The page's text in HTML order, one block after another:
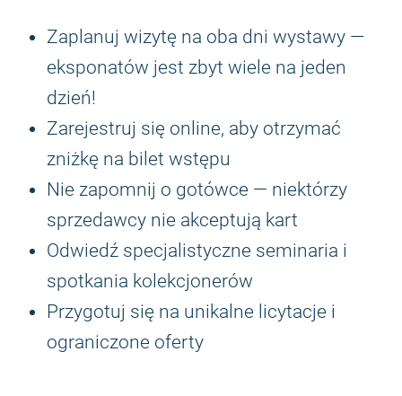
Zaplanuj wizytę na oba dni wystawy —
eksponatów jest zbyt wiele na jeden
dzień!
Zarejestruj się online, aby otrzymać
zniżkę na bilet wstępu
Nie zapomnij o gotówce — niektórzy
sprzedawcy nie akceptują kart
Odwiedź specjalistyczne seminaria i
spotkania kolekcjonerów
Przygotuj się na unikalne licytacje i
ograniczone oferty